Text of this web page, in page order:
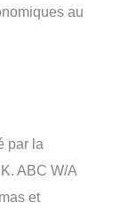
au
par la
ABC W/A
et